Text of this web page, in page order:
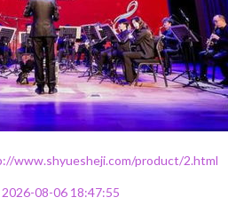
www.shyuesheji.com/product/2.html
08-06 18:47:55